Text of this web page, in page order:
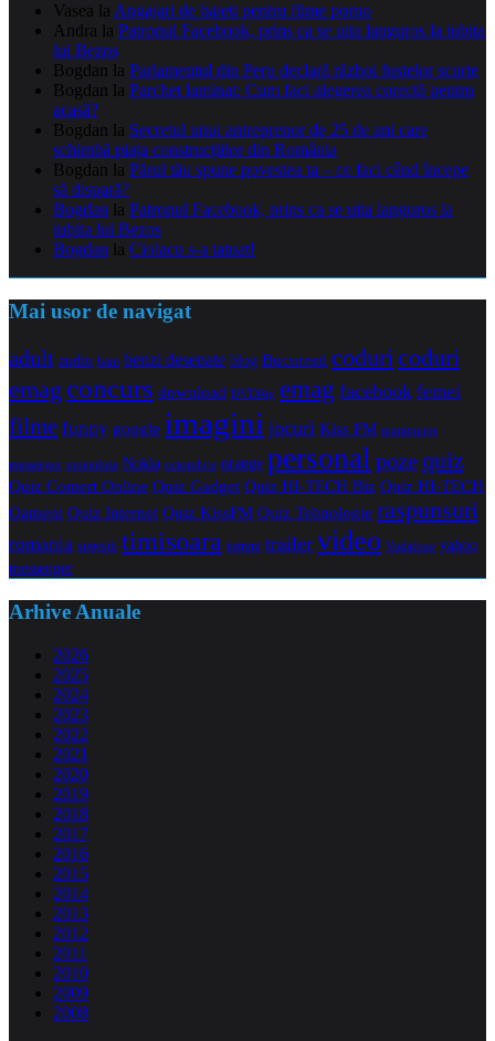
Vasea la Angajari de baieti pentru filme porno
Andra la Patronul Facebook, prins ca se uita languros la iubita
lui Bezos
Bogdan la Parlamentul din Peru declară război fustelor scurte
Bogdan la Parchet laminat: Cum faci alegerea corectă pentru
acasă?
Bogdan la Secretul unui antreprenor de 25 de ani care
schimbă piața construcțiilor din România
Bogdan la Părul tău spune povestea ta – ce faci când începe
să dispară?
Bogdan la Patronul Facebook, prins ca se uita languros la
iubita lui Bezos
Bogdan la Ciolacu s-a tatuat!
Mai usor de navigat
adult audio bani benzi desenate blog Bucuresti coduricoduri
emag concurs download DVDRip emag facebook femei
filme funny google imagini jocuri Kiss FM maramures
messenger noiembrie Nokia octombrie orange personal pozequiz
Quiz Comert Online Quiz Gadget Quiz HI-TECH Biz Quiz HI-TECH
Oameni Quiz Internet Quiz KissFM Quiz Tehnologie raspunsuri
romania sugestii timisoara torrent trailer video Vodafone yahoo
messenger
Arhive Anuale
2026
2025
2024
2023
2022
2021
2020
2019
2018
2017
2016
2015
2014
2013
2012
2011
2010
2009
2008